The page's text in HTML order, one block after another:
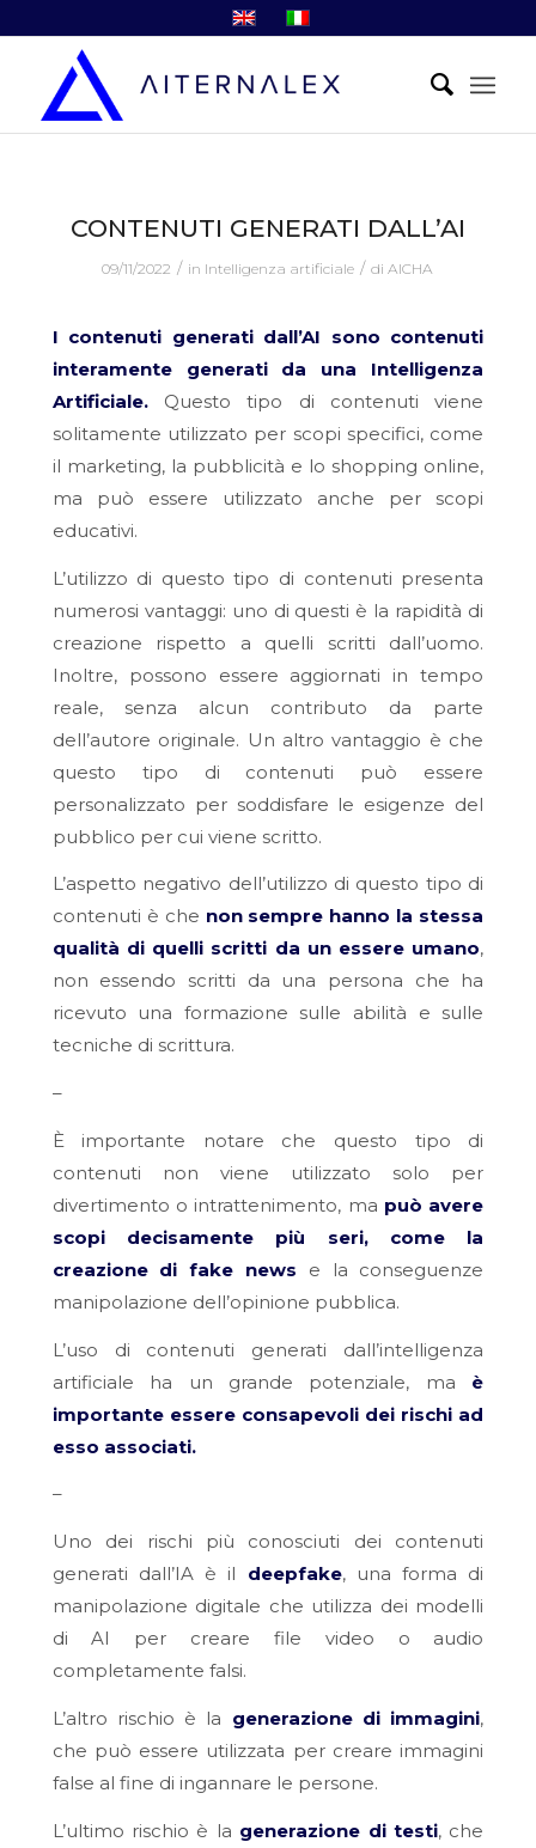
CONTENUTI GENERATI DALL’AI
09/11/2022 / in Intelligenza artificiale / diAICHA
I contenuti generati dall’AI sono contenuti
interamente generati da una Intelligenza
Artificiale.Questo tipo di contenuti viene
solitamente utilizzato per scopi specifici, come
il marketing, la pubblicità e lo shopping online,
ma può essere utilizzato anche per scopi
educativi.
L’utilizzo di questo tipo di contenuti presenta
numerosi vantaggi: uno di questi è la rapidità di
creazione rispetto a quelli scritti dall’uomo.
Inoltre, possono essere aggiornati in tempo
reale, senza alcun contributo da parte
dell’autore originale. Un altro vantaggio è che
questo tipo di contenuti può essere
personalizzato per soddisfare le esigenze del
pubblico per cui viene scritto.
L’aspetto negativo dell’utilizzo di questo tipo di
contenuti è che non sempre hanno la stessa
qualità di quelli scritti da un essere umano,
non essendo scritti da una persona che ha
ricevuto una formazione sulle abilità e sulle
tecniche di scrittura.
–
È importante notare che questo tipo di
contenuti non viene utilizzato solo per
divertimento o intrattenimento, ma può avere
scopi decisamente più seri, come la
creazione di fake news e la conseguenze
manipolazione dell’opinione pubblica.
L’uso di contenuti generati dall’intelligenza
artificiale ha un grande potenziale, ma è
importante essere consapevoli dei rischi ad
esso associati.
–
Uno dei rischi più conosciuti dei contenuti
generati dall’IA è il deepfake, una forma di
manipolazione digitale che utilizza dei modelli
di AI per creare file video o audio
completamente falsi.
L’altro rischio è la generazione di immagini,
che può essere utilizzata per creare immagini
false al fine di ingannare le persone.
L’ultimo rischio è la generazione di testi, che